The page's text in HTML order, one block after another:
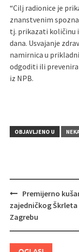
“Cilj radionice je
znanstvenim
tj. prikazati količinu
dana. Usvajanje
namirnica u
odgoditi ili
iz NPB.
OBJAVLJENO U
Navigacija
objava
Premijerno
zajedničkog Škrleta
Zagrebu